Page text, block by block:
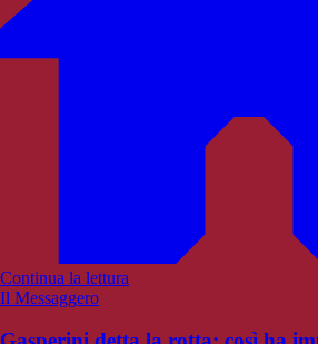
Continua la lettura
Il Messaggero